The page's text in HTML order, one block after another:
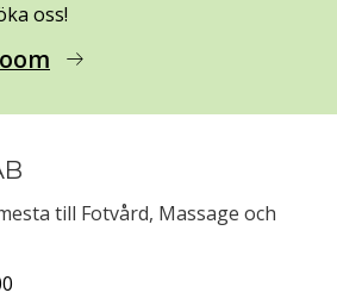
oss!
arrow_right_alt
till Fotvård, Massage och